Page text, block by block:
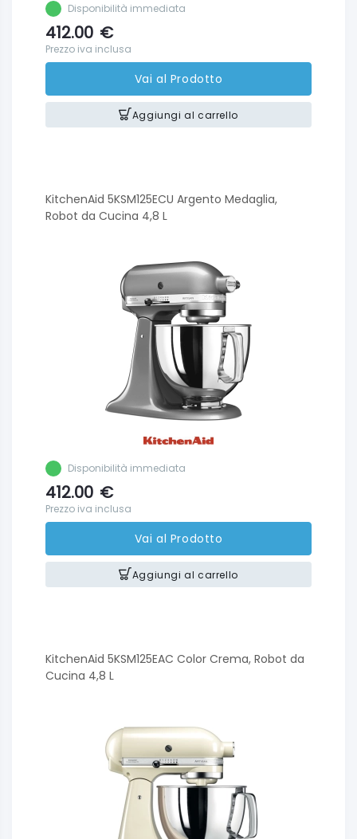
Disponibilità immediata
412.00 €
Prezzo iva inclusa
Vai al Prodotto
Aggiungi al carrello
KitchenAid 5KSM125ECU Argento Medaglia,
Robot da Cucina 4,8 L
Disponibilità immediata
412.00 €
Prezzo iva inclusa
Vai al Prodotto
Aggiungi al carrello
KitchenAid 5KSM125EAC Color Crema, Robot da
Cucina 4,8 L